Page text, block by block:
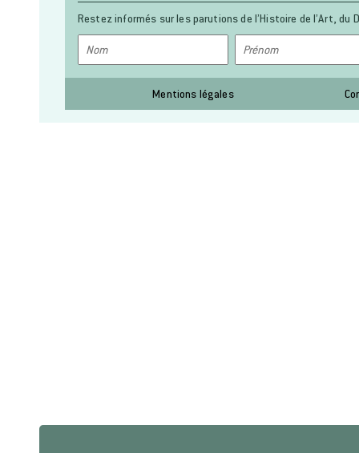
Restez informés sur les parutions de l’Histoire de l’Art, du
Mentions légales